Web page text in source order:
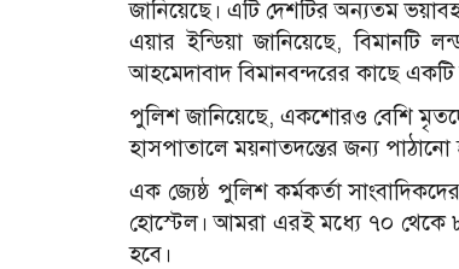
জানিয়েছে। এটি দেশটির অন্যতম ভয়াবহ
এয়ার ইন্ডিয়া জানিয়েছে, বিমানটি
আহমেদাবাদ বিমানবন্দরের কাছে
পুলিশ জানিয়েছে, একশোরও বেশি
হাসপাতালে ময়নাতদন্তের জন্য পাঠানো
এক জ্যেষ্ঠ পুলিশ কর্মকর্তা
হোস্টেল। আমরা এরই মধ্যে ৭০ থেকে
হবে।